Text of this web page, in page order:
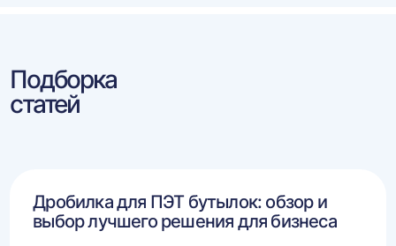
Подборка
статей
Дробилка для ПЭТ бутылок: обзор и
выбор лучшего решения для бизнеса